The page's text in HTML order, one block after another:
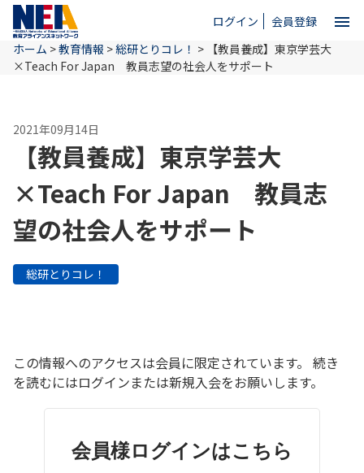
ログイン 会員登録 menu
ホーム
NEAとは
教育情報
お問い合わせ
ホーム >教育情報 >総研とりコレ！ > 【教員養成】東京学芸大
×Teach For Japan 教員志望の社会人をサポート
2021年09月14日
【教員養成】東京学芸大
×Teach For Japan 教員志
望の社会人をサポート
総研とりコレ！
この情報へのアクセスは会員に限定されています。 続き
を読むにはログインまたは新規入会をお願いします。
会員様ログインはこちら